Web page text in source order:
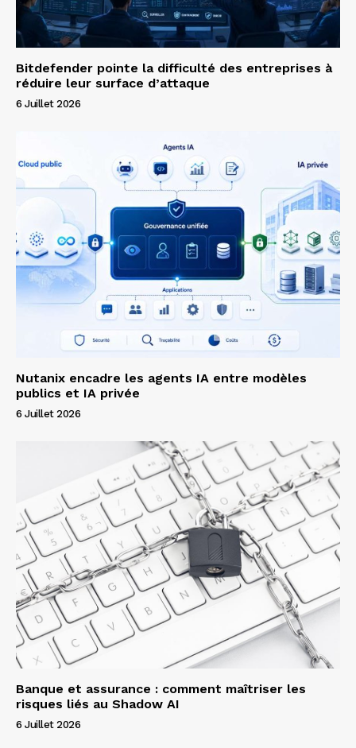
Bitdefender pointe la difficulté des entreprises à
réduire leur surface d’attaque
6 Juillet 2026
Nutanix encadre les agents IA entre modèles
publics et IA privée
6 Juillet 2026
Banque et assurance : comment maîtriser les
risques liés au Shadow AI
6 Juillet 2026